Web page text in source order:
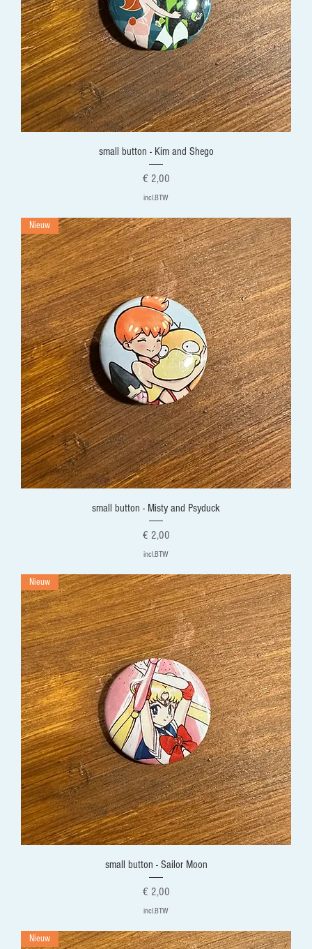
small button - Kim and Shego
Prijs
€ 2,00
incl.BTW
Nieuw
small button - Misty and Psyduck
Prijs
€ 2,00
incl.BTW
Nieuw
small button - Sailor Moon
Prijs
€ 2,00
incl.BTW
Nieuw